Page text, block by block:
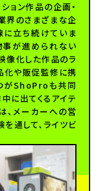
ョン作品の企画・
界のさまざまな企
に立ち続けていま
事が進められない
像化した作品のラ
化や販促監修に携
がShoProも共同
に出てくるアイテ
、メーカーへの営
通して、ライツビ